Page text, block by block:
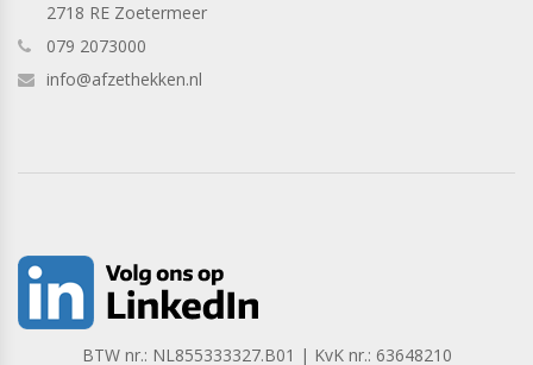
2718 RE Zoetermeer
079 2073000
info@afzethekken.nl
BTW nr.: NL855333327.B01 | KvK nr.: 63648210